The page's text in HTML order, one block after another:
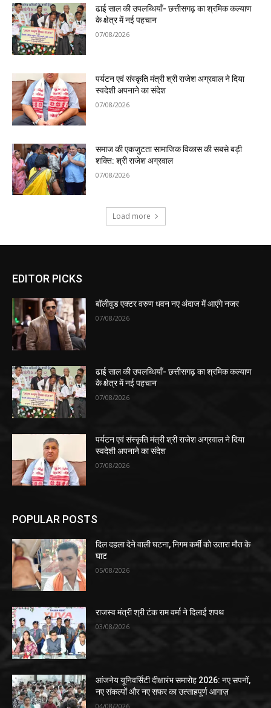
ढाई साल की उपलब्धियाँ- छत्तीसगढ़ का श्रमिक कल्याण
के क्षेत्र में नई पहचान
07/08/2026
पर्यटन एवं संस्कृति मंत्री श्री राजेश अग्रवाल ने दिया
स्वदेशी अपनाने का संदेश
07/08/2026
समाज की एकजुटता सामाजिक विकास की सबसे बड़ी
शक्ति: श्री राजेश अग्रवाल
07/08/2026
Load more
EDITOR PICKS
बॉलीवुड एक्टर वरुण धवन नए अंदाज में आएंगे नजर
07/08/2026
ढाई साल की उपलब्धियाँ- छत्तीसगढ़ का श्रमिक कल्याण
के क्षेत्र में नई पहचान
07/08/2026
पर्यटन एवं संस्कृति मंत्री श्री राजेश अग्रवाल ने दिया
स्वदेशी अपनाने का संदेश
07/08/2026
POPULAR POSTS
दिल दहला देने वाली घटना, निगम कर्मी को उतारा मौत के
घाट
05/08/2026
राजस्व मंत्री श्री टंक राम वर्मा ने दिलाई शपथ
03/08/2026
आंजनेय यूनिवर्सिटी दीक्षारंभ समारोह 2026: नए सपनों,
नए संकल्पों और नए सफर का उत्साहपूर्ण आगाज़
04/08/2026